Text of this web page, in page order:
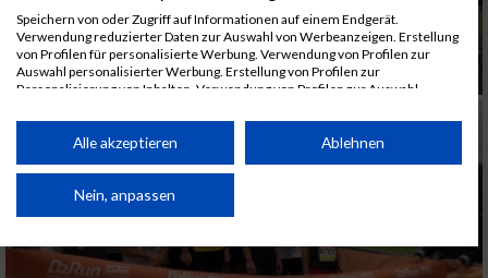
Speichern von oder Zugriff auf Informationen auf einem Endgerät.
Verwendung reduzierter Daten zur Auswahl von Werbeanzeigen. Erstellung
von Profilen für personalisierte Werbung. Verwendung von Profilen zur
Auswahl personalisierter Werbung. Erstellung von Profilen zur
Personalisierung von Inhalten. Verwendung von Profilen zur Auswahl
Performance von Inhalten. Analyse von Zielgruppen durch Statistiken oder
Kombinationen von Daten aus verschiedenen Quellen. Entwicklung und
von Inhalten.
Daten können außerhalb der Europäischen Union weitergegeben und in die
Website/App.
Alle akzeptieren Ablehnen
Nein, anpassen